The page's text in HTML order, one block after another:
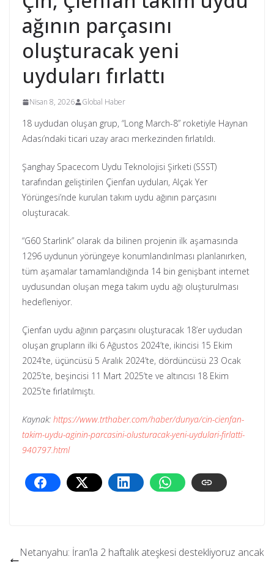
ağının parçasını
oluşturacak yeni
uyduları fırlattı
Nisan 8, 2026 Global Haber
18 uydudan oluşan grup, “Long March-8” roketiyle Haynan
Adası’ndaki ticari uzay aracı merkezinden fırlatıldı.
Şanghay Spacecom Uydu Teknolojisi Şirketi (SSST)
tarafından geliştirilen Çienfan uyduları, Alçak Yer
Yörüngesi’nde kurulan takım uydu ağının parçasını
oluşturacak.
“G60 Starlink” olarak da bilinen projenin ilk aşamasında
1296 uydunun yörüngeye konumlandırılması planlanırken,
tüm aşamalar tamamlandığında 14 bin genişbant internet
uydusundan oluşan mega takım uydu ağı oluşturulması
hedefleniyor.
Çienfan uydu ağının parçasını oluşturacak 18’er uydudan
oluşan grupların ilki 6 Ağustos 2024’te, ikincisi 15 Ekim
2024’te, üçüncüsü 5 Aralık 2024’te, dördüncüsü 23 Ocak
2025’te, beşincisi 11 Mart 2025’te ve altıncısı 18 Ekim
2025’te fırlatılmıştı.
Kaynak: https://www.trthaber.com/haber/dunya/cin-cienfan-
takim-uydu-aginin-parcasini-olusturacak-yeni-uydulari-firlatti-
940797.html
Netanyahu: İran’la 2 haftalık ateşkesi destekliyoruz ancak